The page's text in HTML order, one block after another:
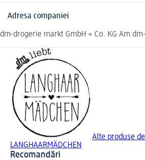
Adresa companiei
dm-drogerie markt GmbH + Co. KG Am
Alte produse
LANGHAARMÄDCHEN
Recomandări